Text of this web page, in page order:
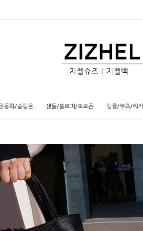
동화/슬립온 샌들/블로퍼/토오픈 앵클/부츠/워커